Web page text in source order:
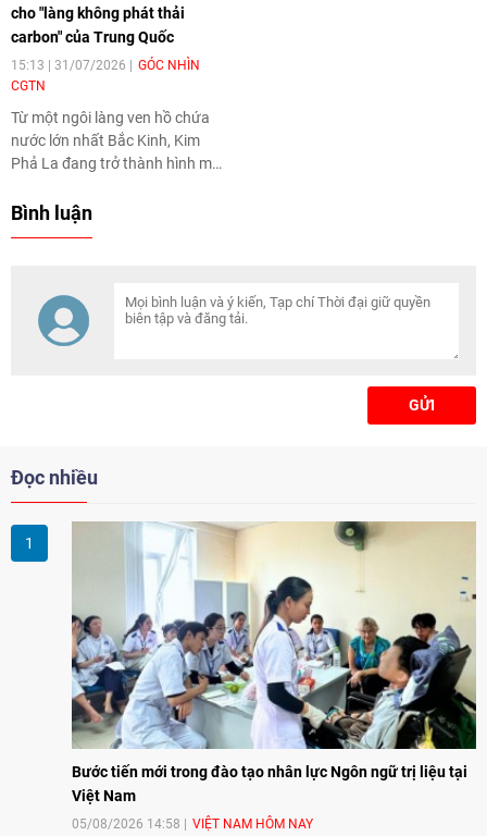
cho "làng không phát thải
carbon" của Trung Quốc
15:13 | 31/07/2026
GÓC NHÌN
CGTN
Từ một ngôi làng ven hồ chứa
nước lớn nhất Bắc Kinh, Kim
Phả La đang trở thành hình mẫu
không phát thải carbon" của
hoàn và du lịch trải nghiệm đã
tạo động lực mới cho phát triển
nông thôn bền vững.
Bình luận
GỬI
Đọc nhiều
Bước tiến mới trong đào tạo nhân lực Ngôn ngữ trị liệu tại
Việt Nam
05/08/2026 14:58 VIỆT NAM HÔM NAY